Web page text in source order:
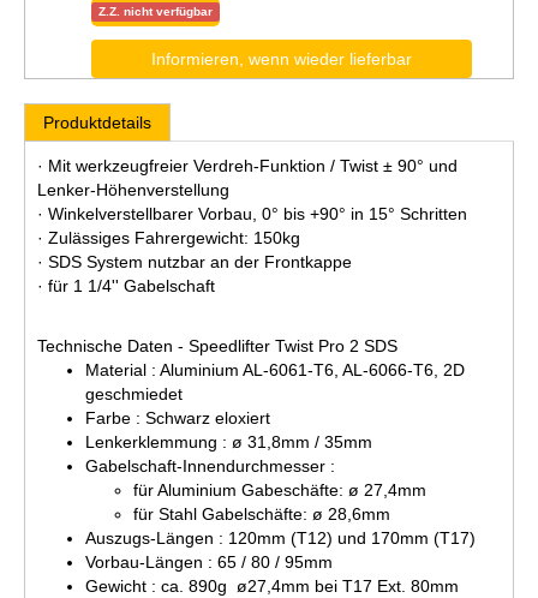
Z.Z. nicht verfügbar
Informieren, wenn wieder lieferbar
Produktdetails
· Mit werkzeugfreier Verdreh-Funktion / Twist ± 90° und
Lenker-Höhenverstellung
· Winkelverstellbarer Vorbau, 0° bis +90° in 15° Schritten
· Zulässiges Fahrergewicht: 150kg
· SDS System nutzbar an der Frontkappe
· für 1 1/4'' Gabelschaft
Technische Daten - Speedlifter Twist Pro 2 SDS
Material : Aluminium AL-6061-T6, AL-6066-T6, 2D
geschmiedet
Farbe : Schwarz eloxiert
Lenkerklemmung : ø 31,8mm / 35mm
Gabelschaft-Innendurchmesser :
für Aluminium Gabeschäfte: ø 27,4mm
für Stahl Gabelschäfte: ø 28,6mm
Auszugs-Längen : 120mm (T12) und 170mm (T17)
Vorbau-Längen : 65 / 80 / 95mm
Gewicht : ca. 890g ø27,4mm bei T17 Ext. 80mm